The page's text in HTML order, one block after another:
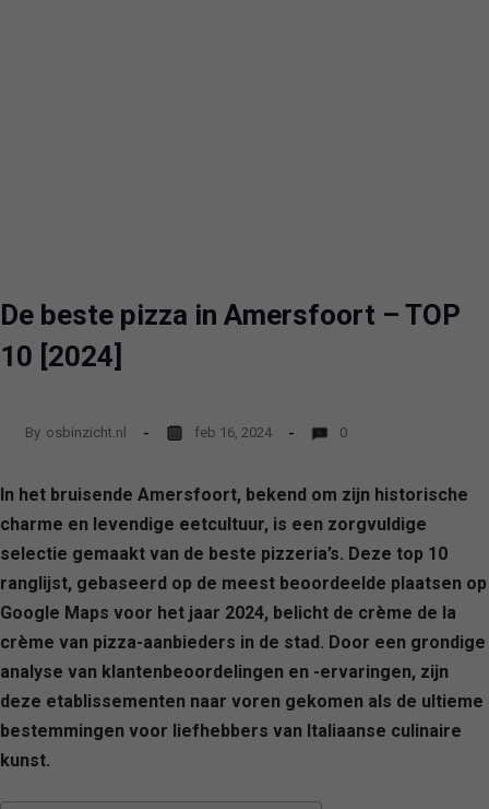
De beste pizza in Amersfoort – TOP
10 [2024]
By osbinzicht.nl feb 16, 2024 0
In het bruisende Amersfoort, bekend om zijn historische
charme en levendige eetcultuur, is een zorgvuldige
selectie gemaakt van de beste pizzeria’s. Deze top 10
ranglijst, gebaseerd op de meest beoordeelde plaatsen op
Google Maps voor het jaar 2024, belicht de crème de la
crème van pizza-aanbieders in de stad. Door een grondige
analyse van klantenbeoordelingen en -ervaringen, zijn
deze etablissementen naar voren gekomen als de ultieme
bestemmingen voor liefhebbers van Italiaanse culinaire
kunst.